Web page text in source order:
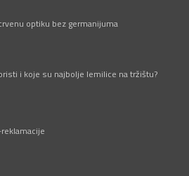
optiku bez germanijuma
i koje su najbolje lemilice na tržištu?